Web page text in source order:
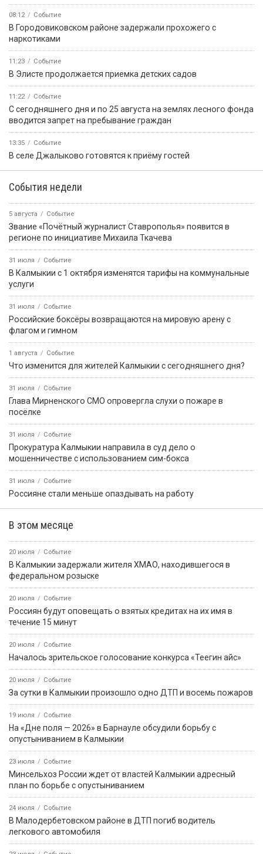
5 августа, 18:12 Событие
В Калмыкии проверили жалобы жителей на шум и бродячих
собак
5 августа, 18:13 Событие
В Целинном районе в суд направлено дело о мошенничестве
на сумму свыше 600 тысяч рублей
08:12 Событие
В Городовиковском районе задержали прохожего с
наркотиками
В Элисте продолжается приемка детских садов
11:22 Событие
С сегодняшнего дня и по 25 августа на землях лесного фонда
вводится запрет на пребывание граждан
13:35 Событие
В селе Джалыково готовятся к приёму гостей
События недели
5 августа, 07:36
Вести Калмыкия. Утренний выпуск от 05.08.2026.
ПРИЁМНАЯ ПРЕЗИДЕНТА РОССИЙСКОЙ